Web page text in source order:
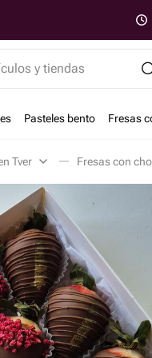
y tiendas
Pasteles bento Fresas
Tver Fresas con